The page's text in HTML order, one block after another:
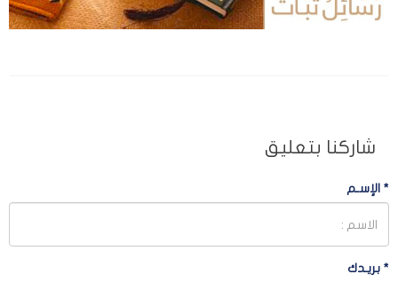
شاركنا بتعليق
* الإسـم
* بريـدك